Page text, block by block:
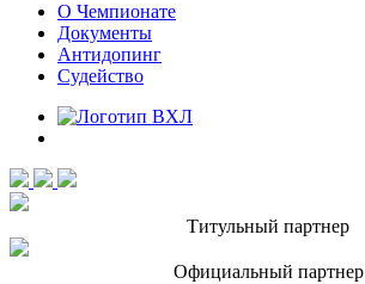
О Чемпионате
Документы
Антидопинг
Судейство
Титульный партнер
Официальный партнер